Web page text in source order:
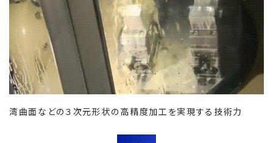
湾曲面などの３次元形状の高精度加工を実現する技術力